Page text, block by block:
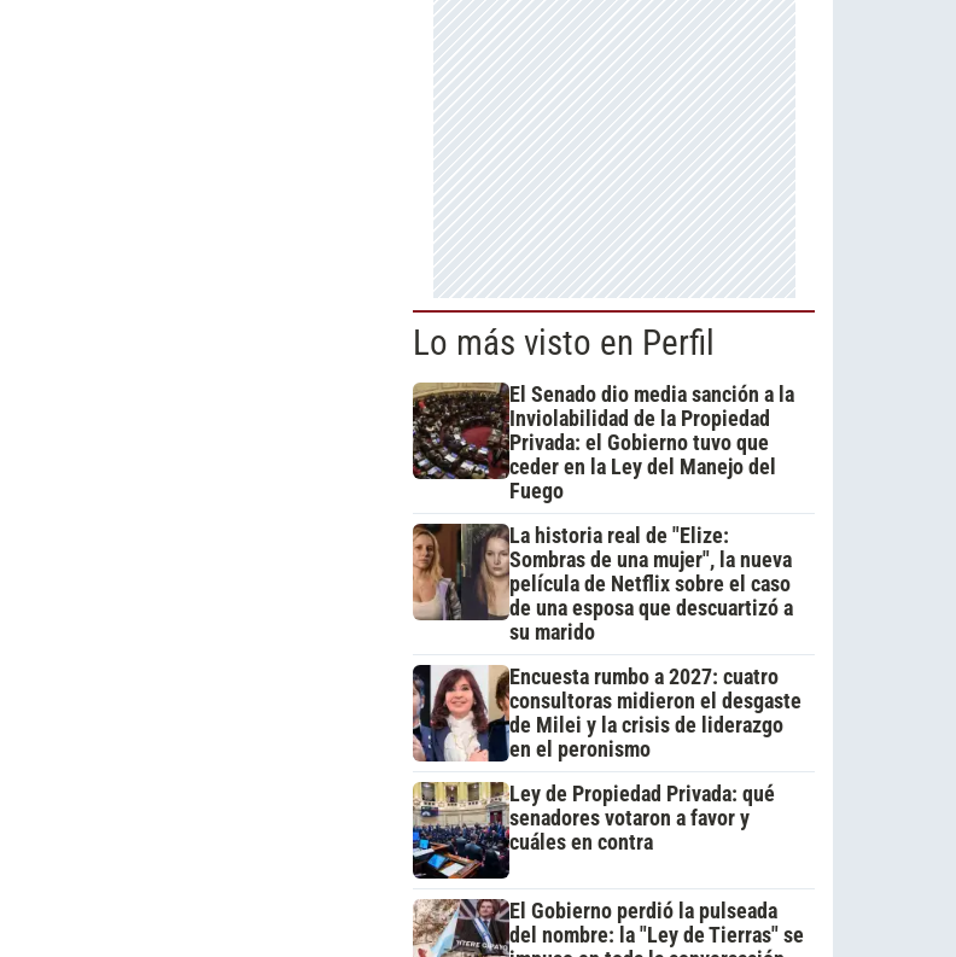
Lo más visto en Perfil
El Senado dio media sanción a la
Inviolabilidad de la Propiedad
Privada: el Gobierno tuvo que
ceder en la Ley del Manejo del
Fuego
La historia real de "Elize:
Sombras de una mujer", la nueva
película de Netflix sobre el caso
de una esposa que descuartizó a
su marido
Encuesta rumbo a 2027: cuatro
consultoras midieron el desgaste
de Milei y la crisis de liderazgo
en el peronismo
Ley de Propiedad Privada: qué
senadores votaron a favor y
cuáles en contra
El Gobierno perdió la pulseada
del nombre: la "Ley de Tierras" se